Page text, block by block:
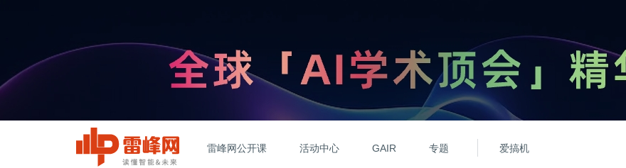
雷峰网公开课 活动中心 GAIR 专题 爱搞机